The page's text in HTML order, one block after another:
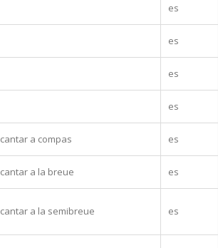
es
es
es
es
cantar a compas es
cantar a la breue es
cantar a la semibreue es